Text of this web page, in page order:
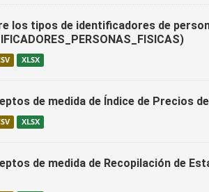
los tipos de identificadores de
XLSX
de medida de Índice de Precios
XLSX
de medida de Recopilación de